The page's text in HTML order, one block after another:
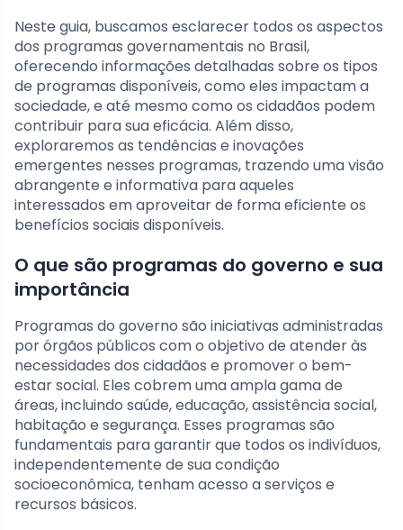
Neste guia, buscamos esclarecer todos os aspectos
dos programas governamentais no Brasil,
oferecendo informações detalhadas sobre os tipos
de programas disponíveis, como eles impactam a
sociedade, e até mesmo como os cidadãos podem
contribuir para sua eficácia. Além disso,
exploraremos as tendências e inovações
emergentes nesses programas, trazendo uma visão
abrangente e informativa para aqueles
interessados em aproveitar de forma eficiente os
benefícios sociais disponíveis.
O que são programas do governo e sua
importância
Programas do governo são iniciativas administradas
por órgãos públicos com o objetivo de atender às
necessidades dos cidadãos e promover o bem-
estar social. Eles cobrem uma ampla gama de
áreas, incluindo saúde, educação, assistência social,
habitação e segurança. Esses programas são
fundamentais para garantir que todos os indivíduos,
independentemente de sua condição
socioeconômica, tenham acesso a serviços e
recursos básicos.